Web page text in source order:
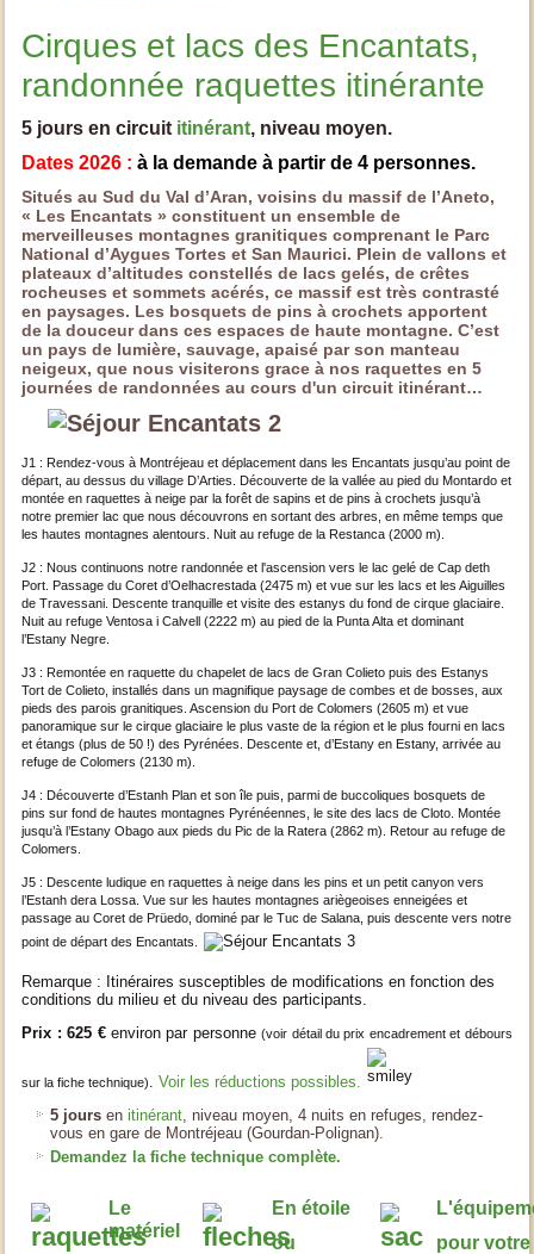
Cirques et lacs des Encantats,
randonnée raquettes itinérante
5 jours en circuit itinérant, niveau moyen.
Dates 2026 : à la demande à partir de 4 personnes.
Situés au Sud du Val d’Aran, voisins du massif de l’Aneto,
« Les Encantats » constituent un ensemble de
merveilleuses montagnes granitiques comprenant le Parc
National d’Aygues Tortes et San Maurici. Plein de vallons et
plateaux d’altitudes constellés de lacs gelés, de crêtes
rocheuses et sommets acérés, ce massif est très contrasté
en paysages. Les bosquets de pins à crochets apportent
de la douceur dans ces espaces de haute montagne. C’est
un pays de lumière, sauvage, apaisé par son manteau
neigeux, que nous visiterons grace à nos raquettes en 5
journées de randonnées au cours d'un circuit itinérant…
J1 : Rendez-vous à Montréjeau et déplacement dans les Encantats jusqu’au point de
départ, au dessus du village D’Arties. Découverte de la vallée au pied du Montardo et
montée en raquettes à neige par la forêt de sapins et de pins à crochets jusqu’à
notre premier lac que nous découvrons en sortant des arbres, en même temps que
les hautes montagnes alentours. Nuit au refuge de la Restanca (2000 m).
J2 : Nous continuons notre randonnée et l'ascension vers le lac gelé de Cap deth
Port. Passage du Coret d’Oelhacrestada (2475 m) et vue sur les lacs et les Aiguilles
de Travessani. Descente tranquille et visite des estanys du fond de cirque glaciaire.
Nuit au refuge Ventosa i Calvell (2222 m) au pied de la Punta Alta et dominant
l’Estany Negre.
J3 : Remontée en raquette du chapelet de lacs de Gran Colieto puis des Estanys
Tort de Colieto, installés dans un magnifique paysage de combes et de bosses, aux
pieds des parois granitiques. Ascension du Port de Colomers (2605 m) et vue
panoramique sur le cirque glaciaire le plus vaste de la région et le plus fourni en lacs
et étangs (plus de 50 !) des Pyrénées. Descente et, d’Estany en Estany, arrivée au
refuge de Colomers (2130 m).
J4 : Découverte d’Estanh Plan et son île puis, parmi de buccoliques bosquets de
pins sur fond de hautes montagnes Pyrénéennes, le site des lacs de Cloto. Montée
jusqu’à l’Estany Obago aux pieds du Pic de la Ratera (2862 m). Retour au refuge de
Colomers.
J5 : Descente ludique en raquettes à neige dans les pins et un petit canyon vers
l’Estanh dera Lossa. Vue sur les hautes montagnes ariègeoises enneigées et
passage au Coret de Prüedo, dominé par le Tuc de Salana, puis descente vers notre
point de départ des Encantats.
Remarque : Itinéraires susceptibles de modifications en fonction des
conditions du milieu et du niveau des participants.
Prix : 625 €environ par personne(voir détail du prix encadrement et débours
sur la fiche technique).Voir les réductions possibles.
5 jours enitinérant, niveau moyen, 4 nuits en refuges, rendez-
vous en gare de Montréjeau (Gourdan-Polignan).
Demandez la fiche technique complète.
Le
matériel
En étoile
ou
pour votre